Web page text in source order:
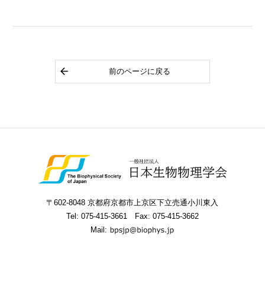
前のページに戻る
〒602-8048 京都府京都市上京区下立売通小川東入
Tel: 075-415-3661
Fax: 075-415-3662
Mail: